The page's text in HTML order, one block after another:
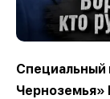
Специальный
Черноземья»